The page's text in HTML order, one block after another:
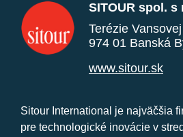
SITOUR spol. s
Terézie
974 01 Banská
www.sitour.sk
Sitour International je najväčšia
pre technologické inovácie v